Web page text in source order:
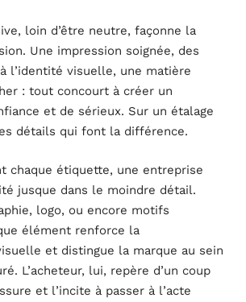
loin d’être neutre, façonne la
Une impression soignée, des
l’identité visuelle, une matière
: tout concourt à créer un
et de sérieux. Sur un étalage
détails qui font la différence.
chaque étiquette, une entreprise
jusque dans le moindre détail.
logo, ou encore motifs
élément renforce la
et distingue la marque au sein
L’acheteur, lui, repère d’un coup
et l’incite à passer à l’acte